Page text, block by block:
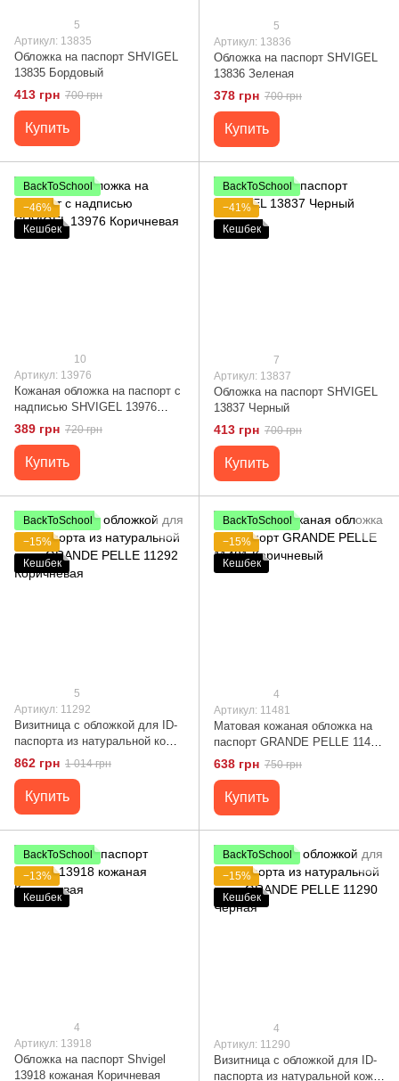
5
Артикул: 13835
Обложка на паспорт SHVIGEL
13835 Бордовый
413 грн 700 грн
Купить
5
Артикул: 13836
Обложка на паспорт SHVIGEL
13836 Зеленая
378 грн 700 грн
Купить
BackToSchool
−46%
Кешбек
10
Артикул: 13976
Кожаная обложка на паспорт с
надписью SHVIGEL 13976
Коричневая
389 грн 720 грн
Купить
BackToSchool
−41%
Кешбек
7
Артикул: 13837
Обложка на паспорт SHVIGEL
13837 Черный
413 грн 700 грн
Купить
BackToSchool
−15%
Кешбек
5
Артикул: 11292
Визитница с обложкой для ID-
паспорта из натуральной кожи
GRANDE PELLE 11292
Коричневая
862 грн 1 014 грн
Купить
BackToSchool
−15%
Кешбек
4
Артикул: 11481
Матовая кожаная обложка на
паспорт GRANDE PELLE 11481
Коричневый
638 грн 750 грн
Купить
BackToSchool
−13%
Кешбек
4
Артикул: 13918
Обложка на паспорт Shvigel
13918 кожаная Коричневая
BackToSchool
−15%
Кешбек
4
Артикул: 11290
Визитница с обложкой для ID-
паспорта из натуральной кожи